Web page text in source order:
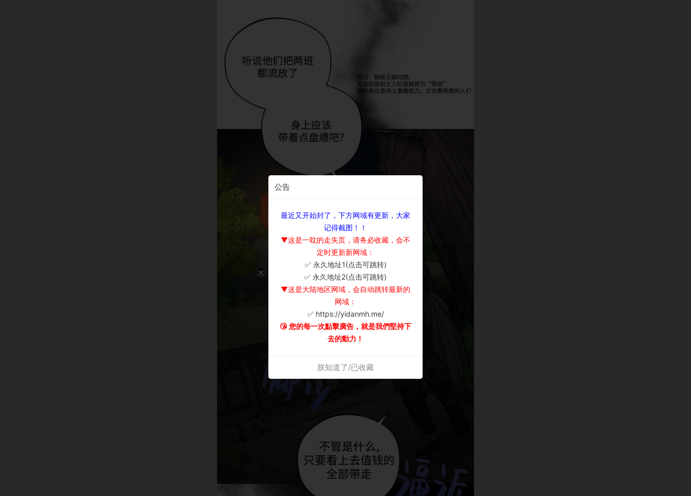
公告
最近又开始封了，下方网域有更新，大家
记得截图！！
▼这是一耽的走失页，请务必收藏，会不
定时更新新网域：
✅ 永久地址1(点击可跳转)
✅ 永久地址2(点击可跳转)
▼这是大陆地区网域，会自动跳转最新的
网域：
✅ https://yidanmh.me/
😘 您的每一次點擊廣告，就是我們堅持下
去的動力！
朕知道了/已收藏
×